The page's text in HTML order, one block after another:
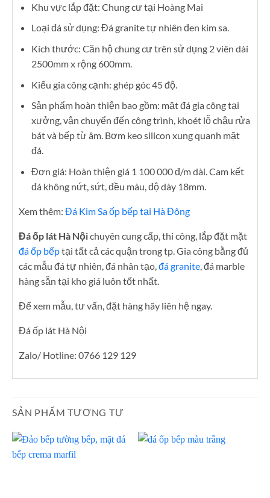
Khu vực lắp đặt: Chung cư tại Hoàng Mai
Loại đá sử dụng: Đá granite tự nhiên đen kim sa.
Kích thước: Căn hộ chung cư trên sử dụng 2 viên dài
2500mm x rộng 600mm.
Kiểu gia công cạnh: ghép góc 45 độ.
Sản phẩm hoàn thiện bao gồm: mặt đá gia công tại
xưởng, vận chuyển đến công trình, khoét lỗ chậu rửa
bát và bếp từ âm. Bơm keo silicon xung quanh mặt
đá.
Đơn giá: Hoàn thiện giá 1 100 000 đ/m dài. Cam kết
đá không nứt, sứt, đều màu, độ dày 18mm.
Xem thêm: Đá Kim Sa ốp bếp tại Hà Đông
Đá ốp lát Hà Nộichuyên cung cấp, thi công, lắp đặt mặt
đá ốp bếptại tất cả các quận trong tp. Gia công bằng đủ
các mẫu đá tự nhiên, đá nhân tạo, đá granite , đá marble
hàng sẵn tại kho giá luôn tốt nhất.
Để xem mẫu, tư vấn, đặt hàng hãy liên hệ ngay.
Đá ốp lát Hà Nội
Zalo/ Hotline: 0766 129 129
SẢN PHẨM TƯƠNG TỰ